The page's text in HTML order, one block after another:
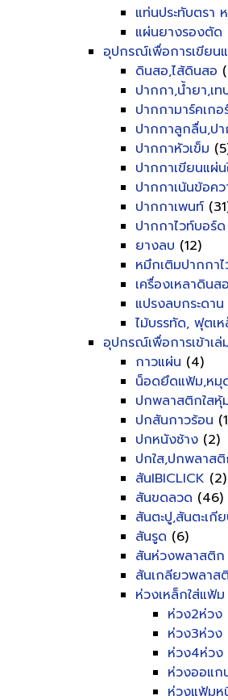
แท่นประทับตรา
แผ่นยางรองตัด
อุปกรณ์เพื่อการเขียน
ดินสอ,ไส้ดินสอ
ปากกา,น้ำยา,เ
ปากกามาร์คเก
ปากกาลูกลื่น,ปา
ปากกาหัวเข็ม
ปากกาเขียนแผ่
ปากกาเน้นข้อคว
ปากกาเพนท์
ปากกาไวท์บอร์ด
ยางลบ (12)
หมึกเติมปากกา
เครื่องเหลาดินสอ
แปรงลบกระดาน
ไม้บรรทัด, ฟุตเ
อุปกรณ์เพื่อการเข้าเล่
กาวแผ่น (4)
น็อดยึดแฟ้ม,หมุ
ปกพลาสติกใสหุ้
ปกสันกาวร้อน
ปกหนังช้าง (2)
ปกใส,ปกพลาส
สันIBICLICK (2)
สันขดลวด (46)
สันตะปู,สันตะเกี
สันรูด (6)
สันห่วงพลาสติก
สันเกลียวพลาส
ห่วงเหล็กใส่แฟ้ม
ห่วง2ห่วง
ห่วง3ห่วง
ห่วง4ห่วง
ห่วงออแก
ห่วงแฟ้มห